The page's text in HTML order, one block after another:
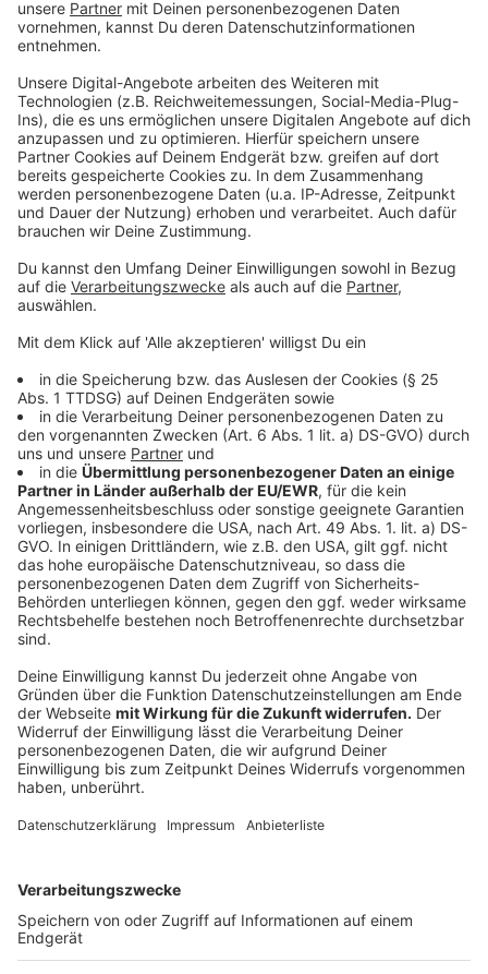
Sendegebiets war der Empfang über UKW nicht immer
störungsfrei möglich. Da UKW analog funktioniert, hört
Störgeräusche etc.). DAB+ enthält eine digitale
Fehlerkorrektur - so könnt ihr unser Programm auch bei
schlechtem Empfang in bester Qualität genießen.
Darüber hinaus können wir über DAB+ - wie über unsere
Webradios -Zusatzinfos wie Titel, Interpret usw. auf
eurem Radiodisplay anzeigen. Damit seht ihr zum
Beispiel auf einen Blick, welcher Titel gerade läuft.
Und im Gegensatz zum Webradio verbraucht ihr über
DAB+ kein Datenvolumen!
Anzeige
Antenne Düsseldorf weiterhin über UKW, App
und Internet hören
Anzeige
DAB+ ist einzusätzlicherWeg, unser Radioprogramm
hören zu können. Parallel senden wir weiterhin
klassisch über UKW auf den bekannten Frequenzen.
Außerdem empfangt ihr uns über unsere App,
Website, mit dem Radioplayer , sowie über eure
Anzeige
Folge uns für mehr News & Updates
Anzeige
Instagram|Facebook
Anzeige